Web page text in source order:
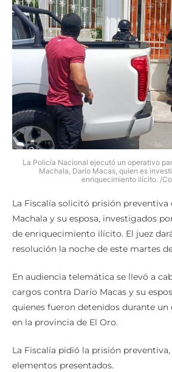
La Policía Nacional ejecutó un operativo
Machala, Darío Macas, quien es
enriquecimiento ilícito. /
La Fiscalía solicitó prisión preventiva
Machala y su esposa, investigados
de enriquecimiento ilícito. El juez
resolución la noche de este martes
En audiencia telemática se llevó a
cargos contra Darío Macas y su
quienes fueron detenidos durante
en la provincia de El Oro.
La Fiscalía pidió la prisión
elementos presentados.